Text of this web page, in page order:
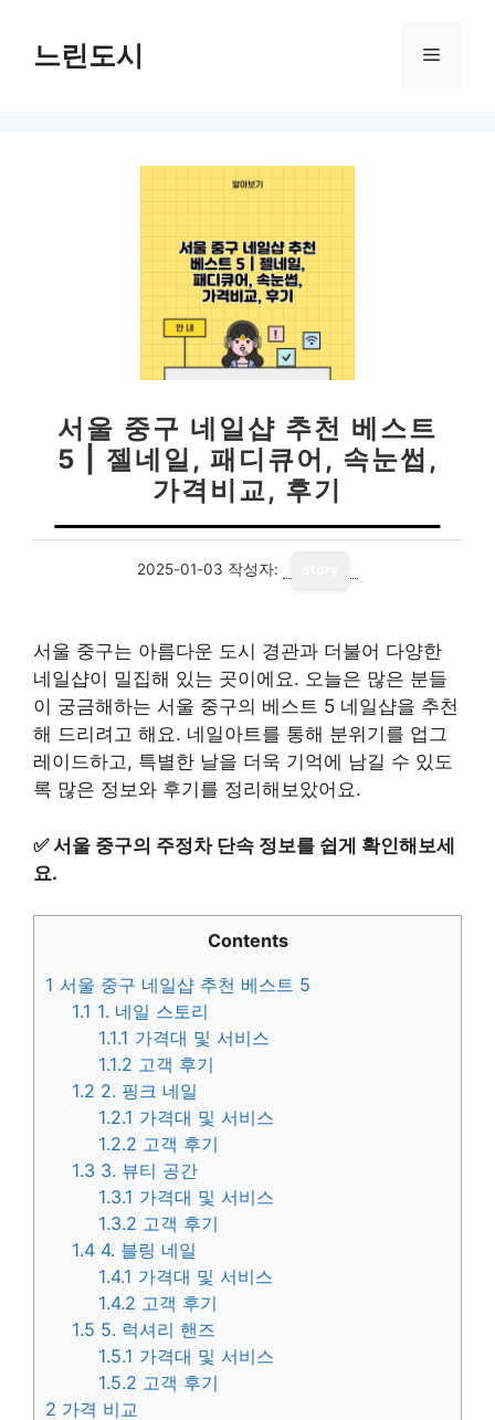
느린도시 메
서울 중구 네일샵 추천 베스트
5 | 젤네일, 패디큐어, 속눈썹,
가격비교, 후기
2025-01-03 작성자:
서울 중구는 아름다운 도시 경관과 더불어 다양한
네일샵이 밀집해 있는 곳이에요. 오늘은 많은 분들
이 궁금해하는 서울 중구의 베스트 5 네일샵을 추천
해 드리려고 해요. 네일아트를 통해 분위기를 업그
레이드하고, 특별한 날을 더욱 기억에 남길 수 있도
록 많은 정보와 후기를 정리해보았어요.
✅서울 중구의 주정차 단속 정보를 쉽게 확인해보세
요.
Contents
1 서울 중구 네일샵 추천 베스트 5
1.1 1. 네일 스토리
1.1.1 가격대 및 서비스
1.1.2 고객 후기
1.2 2. 핑크 네일
1.2.1 가격대 및 서비스
1.2.2 고객 후기
1.3 3. 뷰티 공간
1.3.1 가격대 및 서비스
1.3.2 고객 후기
1.4 4. 블링 네일
1.4.1 가격대 및 서비스
1.4.2 고객 후기
1.5 5. 럭셔리 핸즈
1.5.1 가격대 및 서비스
1.5.2 고객 후기
2 가격 비교